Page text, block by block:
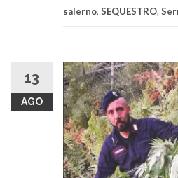
salerno, SEQUESTRO,
13
AGO